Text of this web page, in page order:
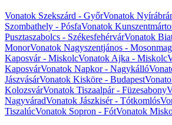
Vonatok Szekszárd - GyőrVonatok
Szombathely - PósfaVonatok
Pusztaszabolcs - SzékesfehérvárVonatok
MonorVonatok Nagyszentjános -
Kaposvár - MiskolcVonatok Ajka - Miskolc
KaposvárVonatok Napkor - Nagykálló
JászvásárVonatok Kisköre - Budapest
KolozsvárVonatok Tiszaalpár - Füzesabony
NagyváradVonatok Jászkisér - Tótkomlós
TiszalúcVonatok Sopron - FótVonatok